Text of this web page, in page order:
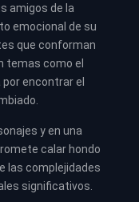
amigos de la
emocional de su
que conforman
temas como el
encontrar el
y en una
calar hondo
las complejidades
significativos.